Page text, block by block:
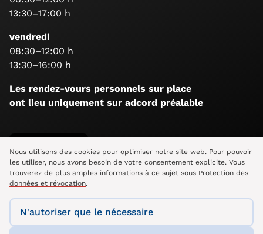
13:30–17:00 h
vendredi
08:30–12:00 h
13:30–16:00 h
Les rendez-vours personnels sur place
ont lieu uniquement sur adcord préalable
Suis-nous
Nous utilisons des cookies pour optimiser notre site web. Pour pouvoir
les utiliser, nous avons besoin de votre consentement explicite. Vous
trouverez de plus amples informations à ce sujet sous Protection des
données et révocation.
N'autoriser que le nécessaire